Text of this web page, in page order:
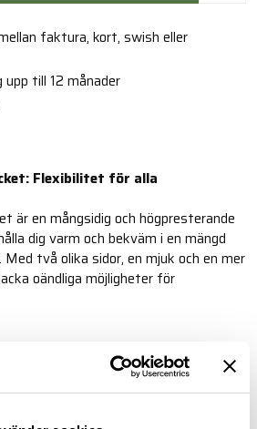
faktura, kort, swish eller
till 12 månader
Flexibilitet för alla
är en mångsidig och högpresterande
dig varm och bekväm i en mängd
två olika sidor, en mjuk och en mer
oändliga möjligheter för